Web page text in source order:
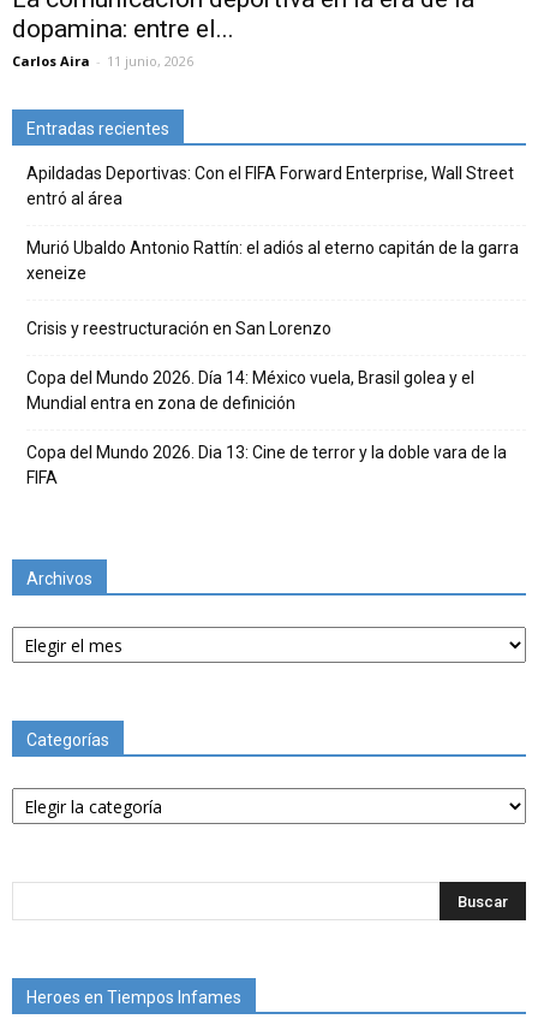
dopamina: entre el...
Carlos Aira - 11 junio, 2026
Entradas recientes
Apildadas Deportivas: Con el FIFA Forward Enterprise, Wall Street
entró al área
Murió Ubaldo Antonio Rattín: el adiós al eterno capitán de la garra
xeneize
Crisis y reestructuración en San Lorenzo
Copa del Mundo 2026. Día 14: México vuela, Brasil golea y el
Mundial entra en zona de definición
Copa del Mundo 2026. Dia 13: Cine de terror y la doble vara de la
FIFA
Archivos
Archivos
Categorías
Categorías
Heroes en Tiempos Infames